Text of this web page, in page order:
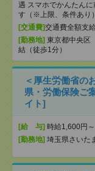
遇 スマホでかんたん
す（※上限、条件あり）
[交通費]交通費全額支
[勤務地] 東京都中央区
結（徒歩1分）
＜厚生労働省の
県・労働保険ご
イト]
[給 与] 時給1,600円～
[勤務地] 埼玉県さいた